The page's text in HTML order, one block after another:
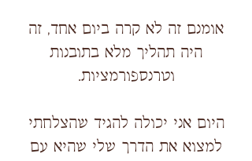
אומנם זה לא קרה ביום אחד, זה
היה תהליך מלא בתובנות
וטרנספורמציות.
היום אני יכולה להגיד שהצלחתי
למצוא את הדרך שלי שהיא עם